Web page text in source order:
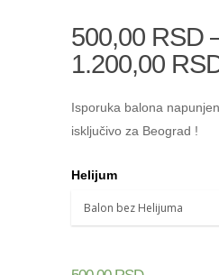
500,00 RSD
1.200,00
Isporuka balona
isključivo za Beograd !
Helijum